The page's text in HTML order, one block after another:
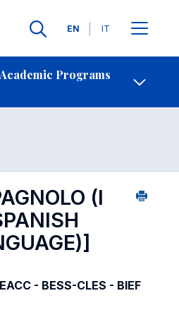
Languages
EN IT
Programs
Contact Us
2016
(I
- BESS-CLES - BIEF